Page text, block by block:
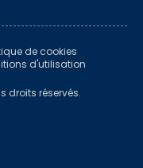
de cookies
d'utilisation
droits réservés.